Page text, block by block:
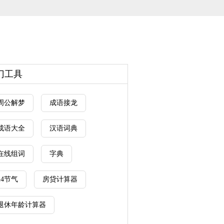
工具
公解梦 成语接龙
语大全 汉语词典
线组词 字典
节气 房贷计算器
休年龄计算器